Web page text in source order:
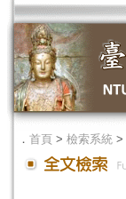
． 首頁 > 檢索系統 >